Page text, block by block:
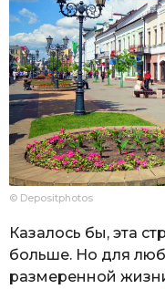
© Depositphotos
Казалось бы, эта
больше. Но для
размеренной